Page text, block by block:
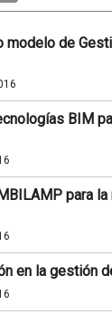
modelo de
BIM
para
en la gestión